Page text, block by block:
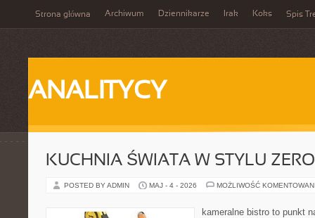
Strona główna Archiwum Dziennikarze Irak Koks Spis
ANALITYCY
KUCHNIA ŚWIATA W STYLU
POSTED BY ADMIN MAJ - 4 - 2026 MOŻLIWOŚĆ
kameralne bistro to punkt